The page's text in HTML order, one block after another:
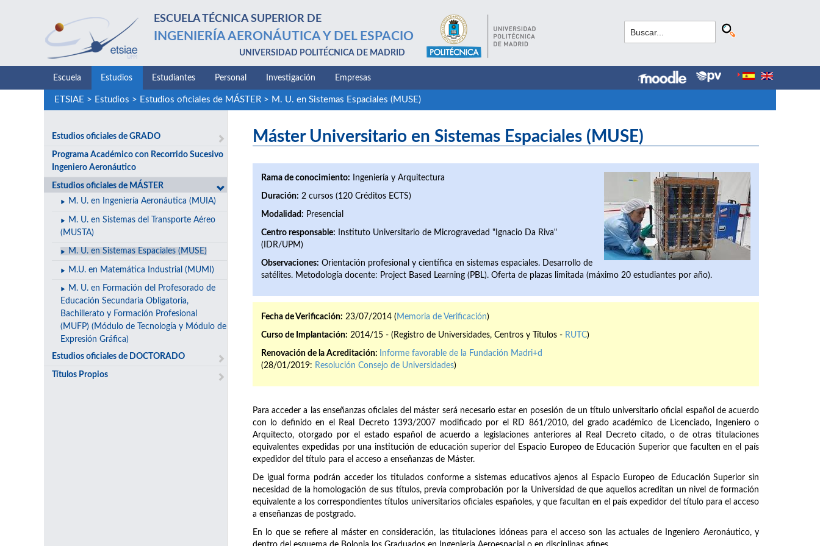
ESCUELA TÉCNICA SUPERIOR DE
INGENIERÍA AERONÁUTICA Y DEL ESPACIO
UNIVERSIDAD POLITÉCNICA DE MADRID
Escuela Estudios Estudiantes Personal Investigación Empresas
ETSIAE > Estudios > Estudios oficiales de MÁSTER> M. U. en Sistemas Espaciales (MUSE)
Estudios oficiales de GRADO
Programa Académico con Recorrido Sucesivo
Ingeniero Aeronáutico
Estudios oficiales de MÁSTER
M. U. en Ingeniería Aeronáutica (MUIA)
M. U. en Sistemas del Transporte Aéreo
(MUSTA)
M. U. en Sistemas Espaciales (MUSE)
M.U. en Matemática Industrial (MUMI)
M. U. en Formación del Profesorado de
Educación Secundaria Obligatoria,
Bachillerato y Formación Profesional
(MUFP) (Módulo de Tecnología y Módulo de
Expresión Gráfica)
Estudios oficiales de DOCTORADO
Títulos Propios
Máster Universitario en Sistemas Espaciales (MUSE)
Rama de conocimiento: Ingeniería y Arquitectura
Duración: 2 cursos (120 Créditos ECTS)
Modalidad: Presencial
Centro responsable: Instituto Universitario de Microgravedad "Ignacio Da Riva"
(IDR/UPM)
Observaciones: Orientación profesional y científica en sistemas espaciales. Desarrollo de
satélites. Metodología docente: Project Based Learning (PBL). Oferta de plazas limitada (máximo 20 estudiantes por año).
Fecha de Verificación: 23/07/2014 ( Memoria de Verificación)
Curso de Implantación: 2014/15 - (Registro de Universidades, Centros y Títulos - RUTC)
Renovación de la Acreditación:
Informe favorable de la Fundación Madri+d
(28/01/2019: Resolución Consejo de Universidades)
Para acceder a las enseñanzas oficiales del máster será necesario estar en posesión de un título universitario oficial español de acuerdo
con lo definido en el Real Decreto 1393/2007 modificado por el RD 861/2010, del grado académico de Licenciado, Ingeniero o
Arquitecto, otorgado por el estado español de acuerdo a legislaciones anteriores al Real Decreto citado, o de otras titulaciones
equivalentes expedidas por una institución de educación superior del Espacio Europeo de Educación Superior que faculten en el país
expedidor del título para el acceso a enseñanzas de Máster.
De igual forma podrán acceder los titulados conforme a sistemas educativos ajenos al Espacio Europeo de Educación Superior sin
necesidad de la homologación de sus títulos, previa comprobación por la Universidad de que aquellos acreditan un nivel de formación
equivalente a los correspondientes títulos universitarios oficiales españoles, y que facultan en el país expedidor del título para el acceso
a enseñanzas de postgrado.
En lo que se refiere al máster en consideración, las titulaciones idóneas para el acceso son las actuales de Ingeniero Aeronáutico, y